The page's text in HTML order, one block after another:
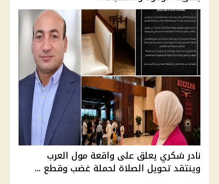
نادر شكري يعلق على واقعة مول العرب
وينتقد تحويل الصلاة لحملة غضب وقطع ...